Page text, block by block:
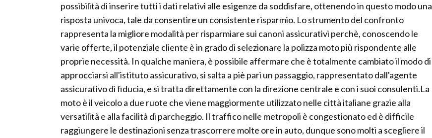
possibilità di inserire tutti i dati relativi alle esigenze da soddisfare, ottenendo in questo modo una
risposta univoca, tale da consentire un consistente risparmio. Lo strumento del confronto
rappresenta la migliore modalità per risparmiare sui canoni assicurativi perchè, conoscendo le
varie offerte, il potenziale cliente è in grado di selezionare la polizza moto più rispondente alle
proprie necessità. In qualche maniera, è possibile affermare che è totalmente cambiato il modo di
approcciarsi all'istituto assicurativo, si salta a piè pari un passaggio, rappresentato dall'agente
assicurativo di fiducia, e si tratta direttamente con la direzione centrale e con i suoi consulenti.La
moto è il veicolo a due ruote che viene maggiormente utilizzato nelle città italiane grazie alla
versatilità e alla facilità di parcheggio. Il traffico nelle metropoli è congestionato ed è difficile
raggiungere le destinazioni senza trascorrere molte ore in auto, dunque sono molti a scegliere il